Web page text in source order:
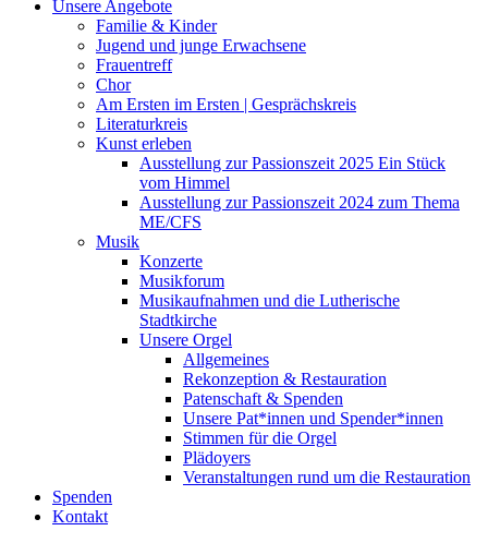
Unsere Angebote
Familie & Kinder
Jugend und junge Erwachsene
Frauentreff
Chor
Am Ersten im Ersten | Gesprächskreis
Literaturkreis
Kunst erleben
Ausstellung zur Passionszeit 2025 Ein Stück
vom Himmel
Ausstellung zur Passionszeit 2024 zum Thema
ME/CFS
Musik
Konzerte
Musikforum
Musikaufnahmen und die Lutherische
Stadtkirche
Unsere Orgel
Allgemeines
Rekonzeption & Restauration
Patenschaft & Spenden
Unsere Pat*innen und Spender*innen
Stimmen für die Orgel
Plädoyers
Veranstaltungen rund um die Restauration
Spenden
Kontakt